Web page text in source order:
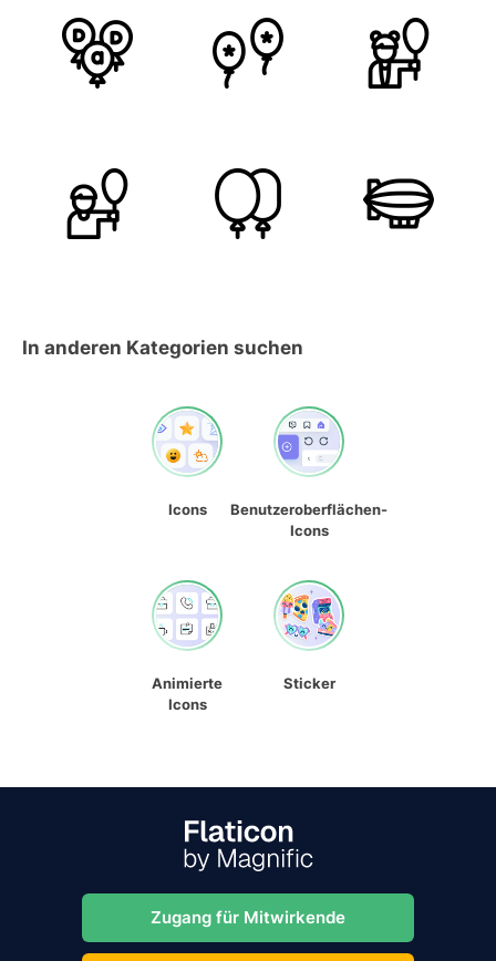
In anderen Kategorien suchen
Icons
Benutzeroberflächen-
Icons
Animierte
Icons
Sticker
Zugang für Mitwirkende